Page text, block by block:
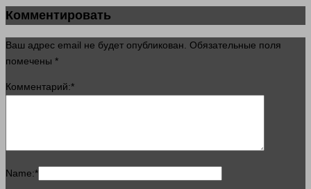
Комментировать
Ваш адрес email не будет опубликован. Обязательные поля
помечены *
Комментарий:*
Name:*